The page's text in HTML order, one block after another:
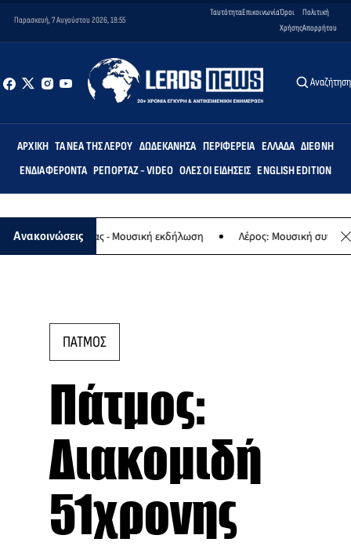
Παρασκευή, 7 Αυγούστου 2026, 18:55
ΤαυτότηταΕπικοινωνίαΌροι
Χρήσης
Πολιτική
Απορρήτου
Αναζήτηση
ΑΡΧΙΚΉ ΤΑ ΝΈΑ ΤΗΣ ΛΈΡΟΥ ΔΩΔΕΚΆΝΗΣΑ ΠΕΡΙΦΈΡΕΙΑ ΕΛΛΆΔΑ ΔΙΕΘΝΉ
ΕΝΔΙΑΦΈΡΟΝΤΑ ΡΕΠΟΡΤΆΖ - VIDEO ΌΛΕΣ ΟΙ ΕΙΔΉΣΕΙΣ ENGLISH EDITION
Ανακοινώσεις
της Παναγίας - Μουσική εκδήλωση Λέρος: Μουσική συναυλία
ΠΑΤΜΟΣ
Πάτμος:
Διακομιδή
51χρονης